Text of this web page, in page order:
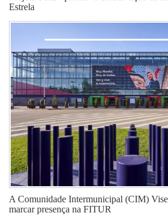
Estrela
A Comunidade Intermunicipal (CIM)
marcar presença na FITUR